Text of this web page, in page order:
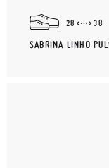
28 38
SABRINA LINHO